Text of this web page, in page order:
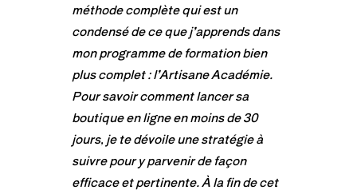
méthode complète qui est un
condensé de ce que j’apprends dans
mon programme de formation bien
plus complet : l’Artisane Académie.
Pour savoir comment lancer sa
boutique en ligne en moins de 30
jours, je te dévoile une stratégie à
suivre pour y parvenir de façon
efficace et pertinente. À la fin de cet